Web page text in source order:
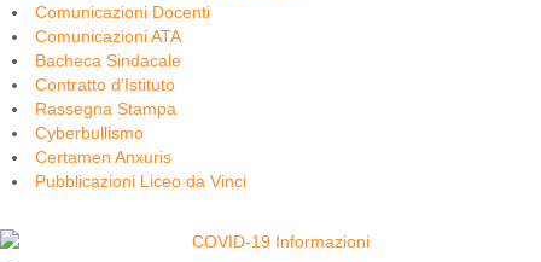
Comunicazioni Docenti
Comunicazioni ATA
Bacheca Sindacale
Contratto d'Istituto
Rassegna Stampa
Cyberbullismo
Certamen Anxuris
Pubblicazioni Liceo da Vinci